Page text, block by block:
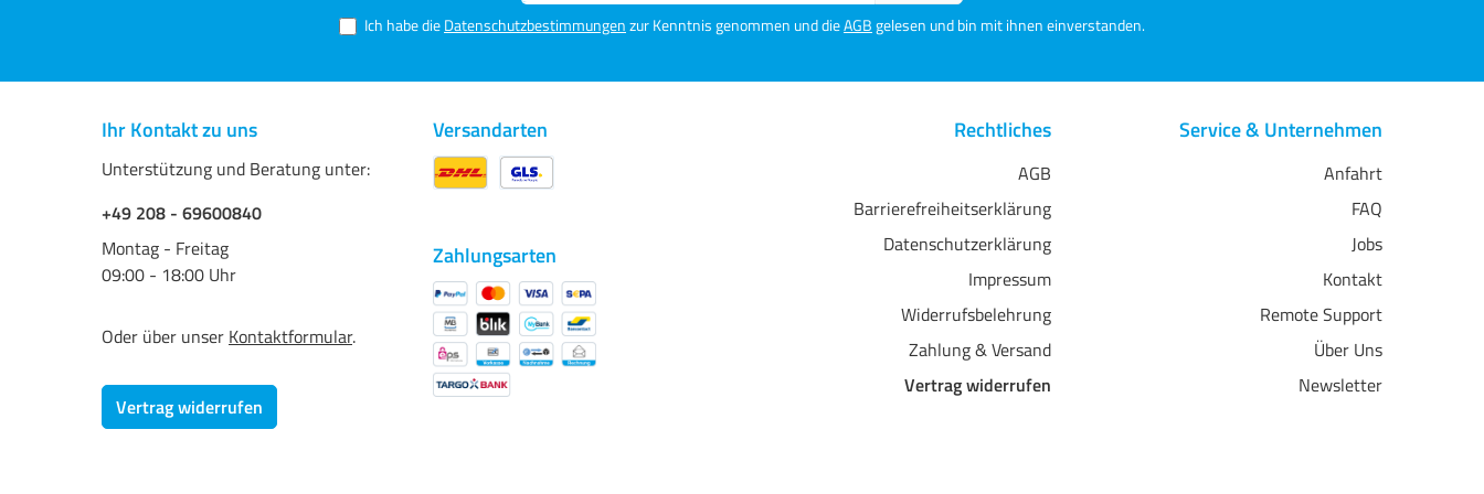
Papier sehr
Tinte aufnehmen, ohne
Ausdrucke stets gestochen
scharf sind. IFA69 ist säurefrei
kein Lignin.Drucke auf diesem
Material haben eine sehr lange
Haltbarkeit (ca. 65 Jahre) und
Feuchtigkeitsbeständigkeit. In
Kombination mit pigmentierter
Tinte äußerst beständig gegen
Verfärbungen durch UV-Licht.
Farbe oder Schwarzweiß:
immer beeindruckend schöne
Adresse*
Ich habe dieDatenschutzbestimmungenzur Kenntnis genommen und dieAGBgelesen und bin mit ihnen einverstanden.
Ihr Kontakt zu uns
Unterstützung und Beratung unter:
+49 208 - 69600840
Montag - Freitag
09:00 - 18:00 Uhr
Oder über unser Kontaktformular.
Vertrag widerrufen
Versandarten
Zahlungsarten
Rechtliches
AGB
Barrierefreiheitserklärung
Datenschutzerklärung
Impressum
Widerrufsbelehrung
Zahlung & Versand
Vertrag widerrufen
Service & Unternehmen
Anfahrt
FAQ
Jobs
Kontakt
Remote Support
Über Uns
Newsletter